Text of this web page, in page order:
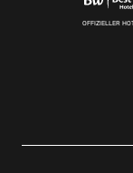
OFFIZIELLER